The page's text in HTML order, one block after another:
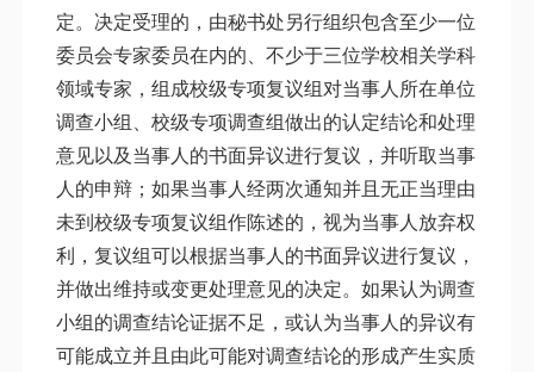
定。决定受理的，由秘书处另行组织包含至少一位
委员会专家委员在内的、不少于三位学校相关学科
领域专家，组成校级专项复议组对当事人所在单位
调查小组、校级专项调查组做出的认定结论和处理
意见以及当事人的书面异议进行复议，并听取当事
人的申辩；如果当事人经两次通知并且无正当理由
未到校级专项复议组作陈述的，视为当事人放弃权
利，复议组可以根据当事人的书面异议进行复议，
并做出维持或变更处理意见的决定。如果认为调查
小组的调查结论证据不足，或认为当事人的异议有
可能成立并且由此可能对调查结论的形成产生实质